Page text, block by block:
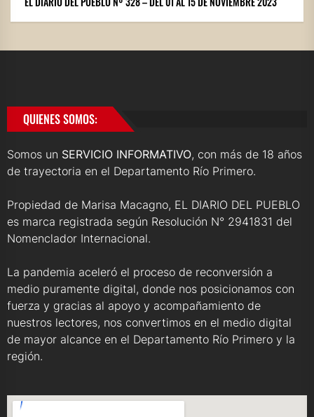
QUIENES SOMOS:
Somos un SERVICIO INFORMATIVO, con más de 18 años
de trayectoria en el Departamento Río Primero.
Propiedad de Marisa Macagno, EL DIARIO DEL PUEBLO
es marca registrada según Resolución N° 2941831 del
Nomenclador Internacional.
La pandemia aceleró el proceso de reconversión a
medio puramente digital, donde nos posicionamos con
fuerza y gracias al apoyo y acompañamiento de
nuestros lectores, nos convertimos en el medio digital
de mayor alcance en el Departamento Río Primero y la
región.